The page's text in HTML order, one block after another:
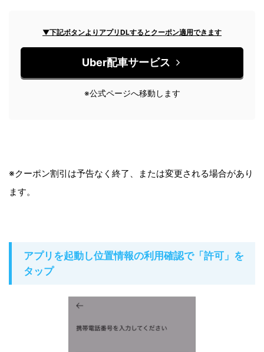
▼下記ボタンよりアプリDLするとクーポン適用できます
Uber配車サービス
※公式ページへ移動します
※クーポン割引は予告なく終了、または変更される場合があり
ます。
アプリを起動し位置情報の利用確認で「許可」を
タップ